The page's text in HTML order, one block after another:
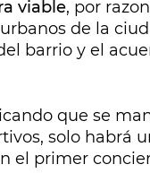
viable, por
de la
barrio y el
que se
solo habrá
el primer